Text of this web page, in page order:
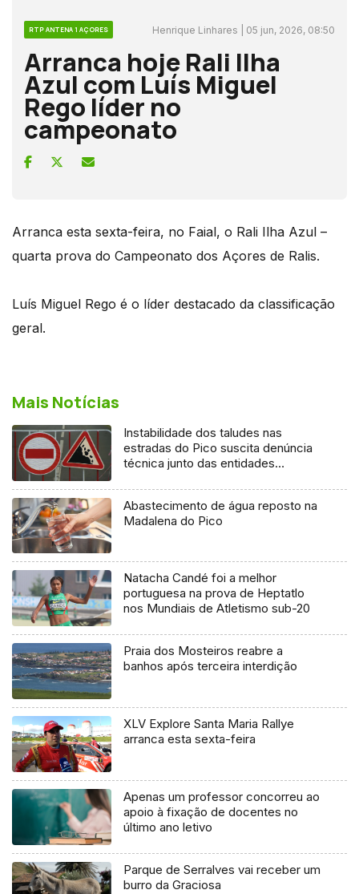
RTP ANTENA 1 AÇORES Henrique Linhares | 05 jun, 2026, 08:50
Arranca hoje Rali Ilha
Azul com Luís Miguel
Rego líder no
campeonato
Arranca esta sexta-feira, no Faial, o Rali Ilha Azul –
quarta prova do Campeonato dos Açores de Ralis.
Luís Miguel Rego é o líder destacado da classificação
geral.
Mais Notícias
Instabilidade dos taludes nas
estradas do Pico suscita denúncia
técnica junto das entidades
Abastecimento de água reposto na
Madalena do Pico
Natacha Candé foi a melhor
portuguesa na prova de Heptatlo
nos Mundiais de Atletismo sub-20
Praia dos Mosteiros reabre a
banhos após terceira interdição
XLV Explore Santa Maria Rallye
arranca esta sexta-feira
Apenas um professor concorreu ao
apoio à fixação de docentes no
último ano letivo
Parque de Serralves vai receber um
burro da Graciosa